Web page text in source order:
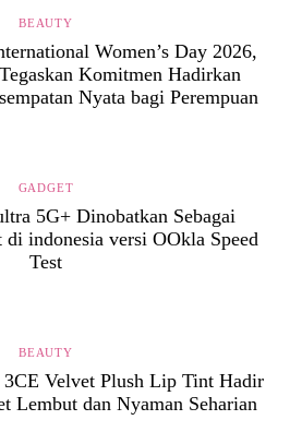
BEAUTY
Women’s Day 2026,
Komitmen Hadirkan
Nyata bagi Perempuan
GADGET
5G+ Dinobatkan Sebagai
di indonesia versi OOkla Speed
Test
BEAUTY
Velvet Plush Lip Tint Hadir
Lembut dan Nyaman Seharian